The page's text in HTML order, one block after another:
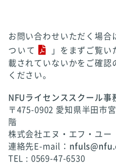
お問い合わせいただく場合
ついて
」をまずご覧い
載されていないかをご確認
ください。
NFUライセンススクール事
〒475-0902 愛知県半田市
階
株式会社エヌ・エフ・ユー
連絡先E-mail：
TEL : 0569-47-6530